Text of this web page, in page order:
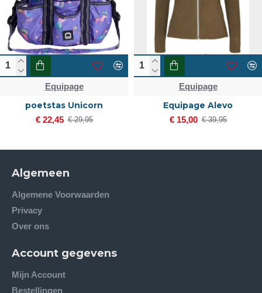
Equipage
poetstas Unicorn
€ 22,45 € 29,95
Equipage
Equipage Alevo
€ 15,00 € 39,95
Algemeen
Algemene Voorwaarden
Privacy
Over ons
Account gegevens
Mijn Account
Bestellingen